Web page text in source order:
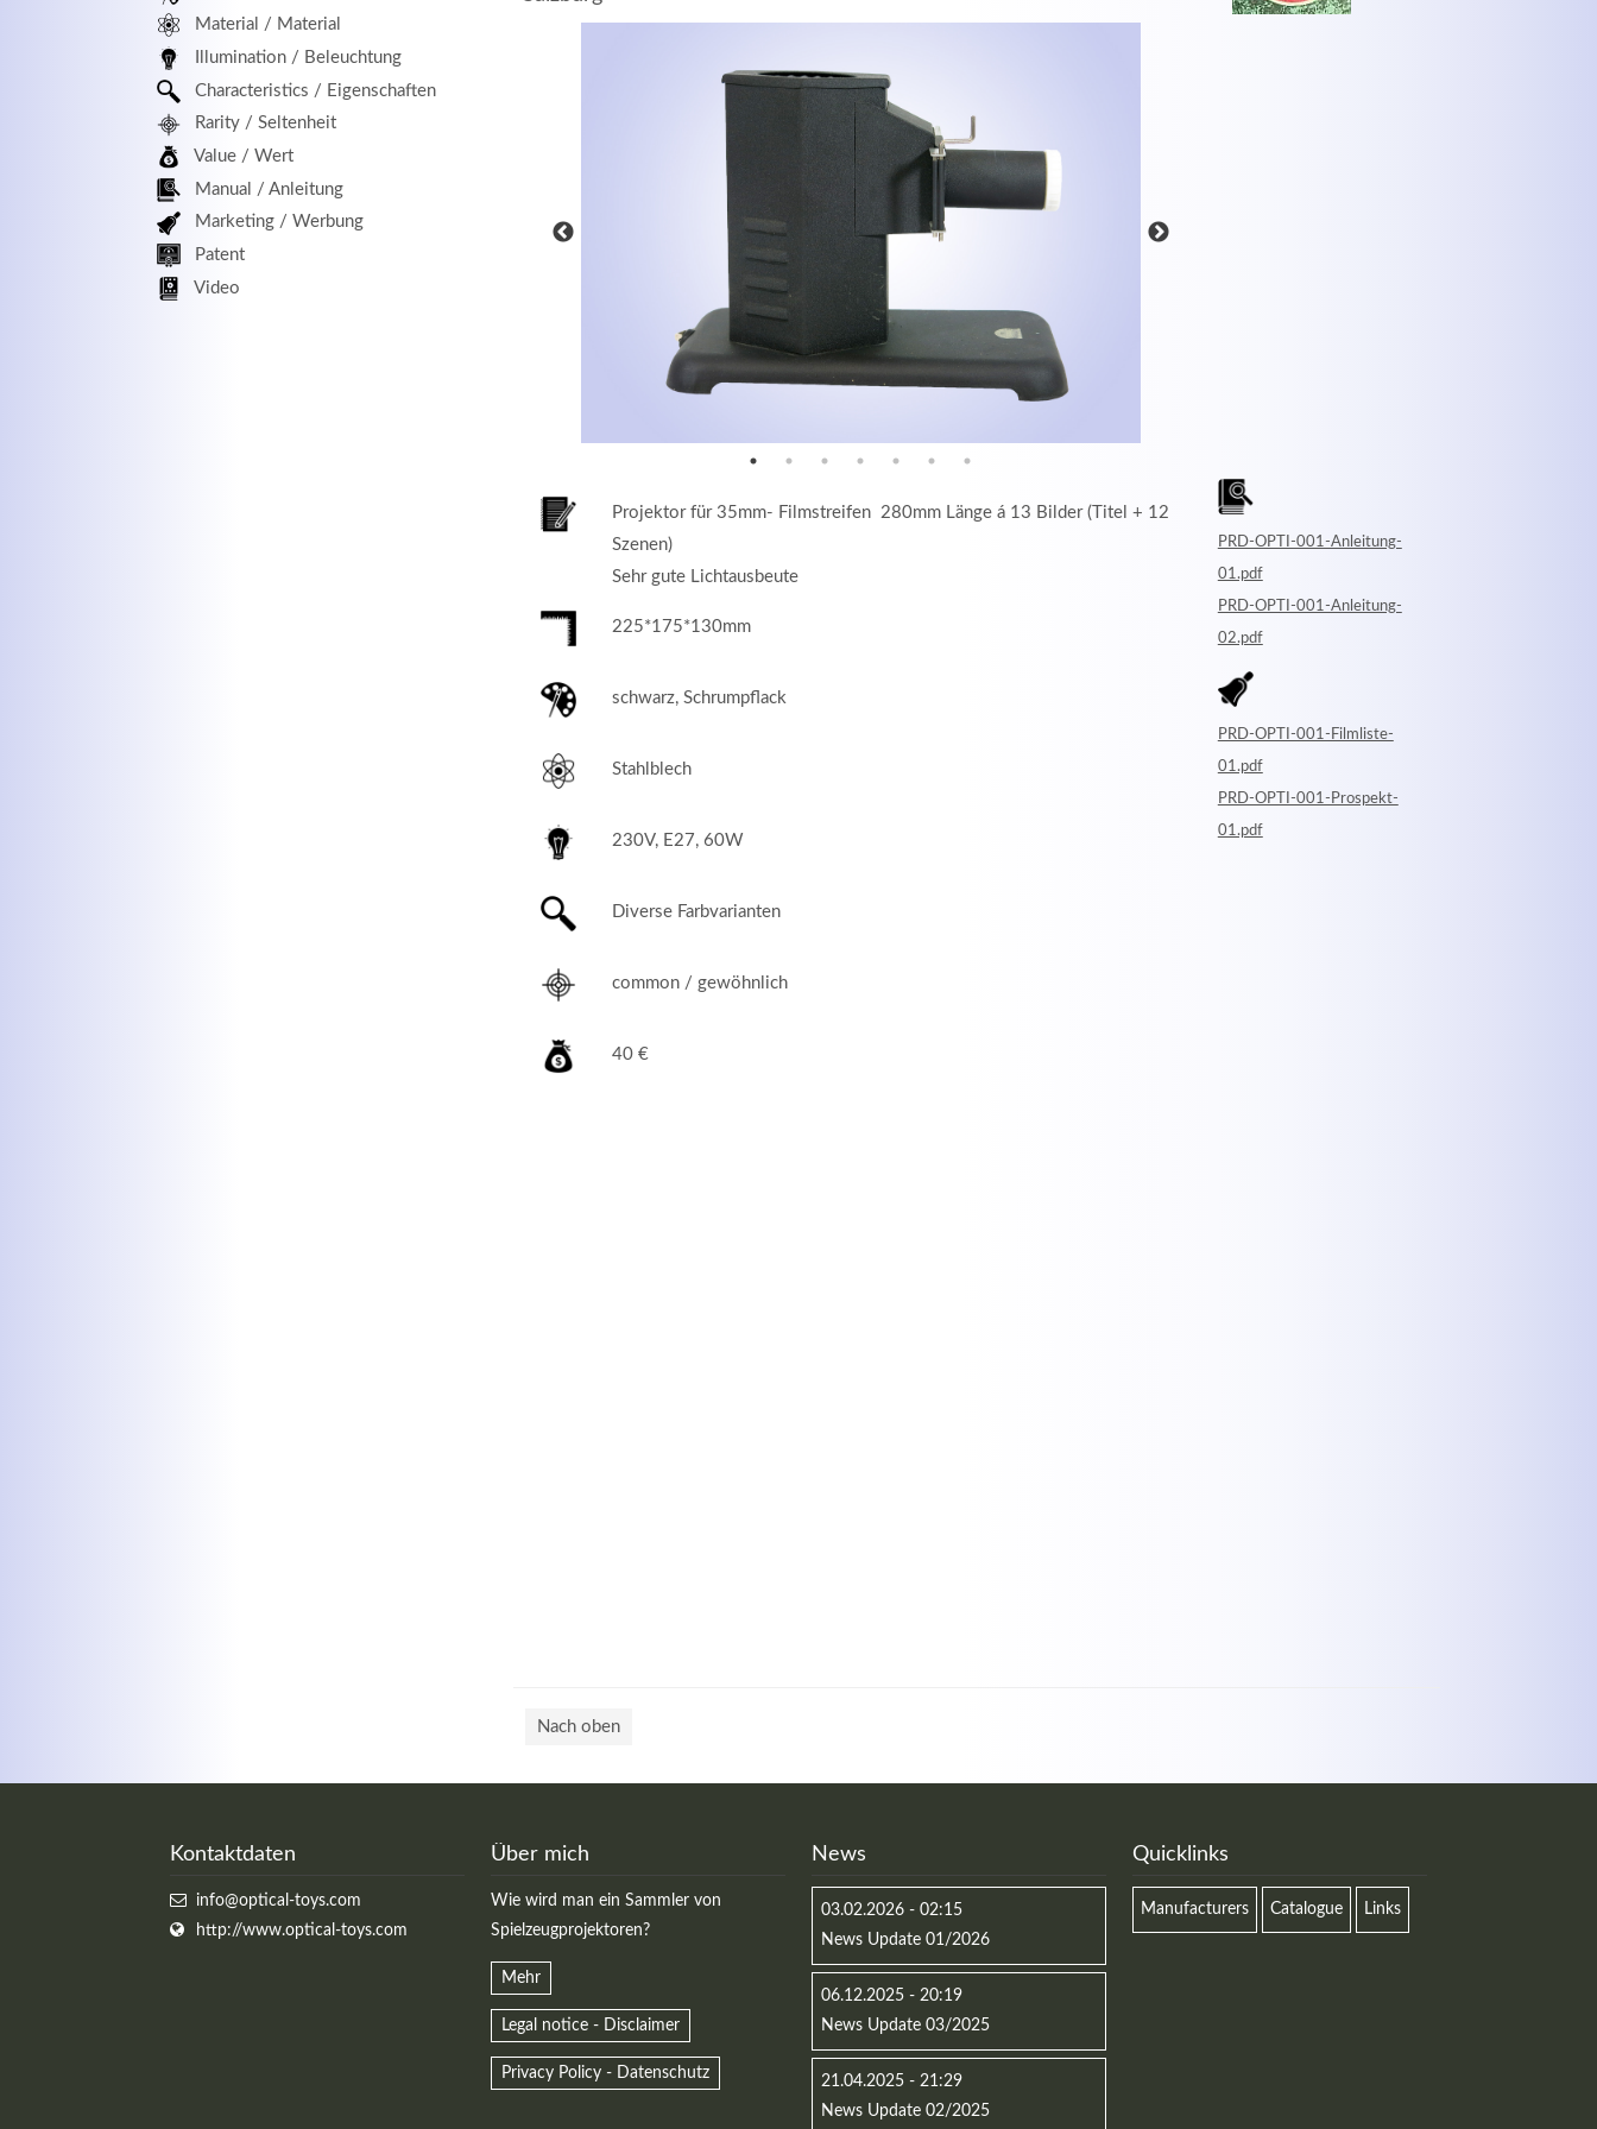
Projektor für 35mm- Filmstreifen 280mm Länge á 13 Bilder (Titel + 12
Szenen)
Sehr gute Lichtausbeute
225*175*130mm
schwarz, Schrumpflack
Stahlblech
230V, E27, 60W
Diverse Farbvarianten
common / gewöhnlich
40 €
PRD-OPTI-001-Anleitung-
01.pdf
PRD-OPTI-001-Anleitung-
02.pdf
PRD-OPTI-001-Filmliste-
01.pdf
PRD-OPTI-001-Prospekt-
01.pdf
Nach oben
Material / Material
Illumination / Beleuchtung
Characteristics / Eigenschaften
Rarity / Seltenheit
Value / Wert
Manual / Anleitung
Marketing / Werbung
Patent
Video
Kontaktdaten
info@optical-toys.com
http://www.optical-toys.com
Über mich
Wie wird man ein Sammler von
Spielzeugprojektoren?
Mehr
Legal notice - Disclaimer
Privacy Policy - Datenschutz
News
03.02.2026 - 02:15
News Update 01/2026
06.12.2025 - 20:19
News Update 03/2025
21.04.2025 - 21:29
News Update 02/2025
Quicklinks
Manufacturers Catalogue Links
MEHR INFOS
Kontaktdaten